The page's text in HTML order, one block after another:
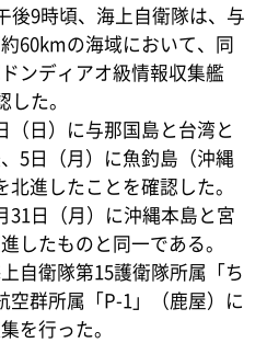
9時頃、海上自衛隊は、与
60kmの海域において、同
ンディアオ級情報収集艦
た。
日）に与那国島と台湾と
5日（月）に魚釣島（沖縄
進したことを確認した。
日（月）に沖縄本島と宮
したものと同一である。
自衛隊第15護衛隊所属「ち
空群所属「P-1」（鹿屋）に
を行った。